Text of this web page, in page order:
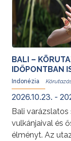
BALI –
IDŐPONTBAN
Indonézia
2026.10.23. -
Bali
vulkánjaival és
élményt. Az